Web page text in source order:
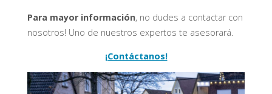
Para mayor información, no dudes a contactar con
nosotros! Uno de nuestros expertos te asesorará.
¡Contáctanos!